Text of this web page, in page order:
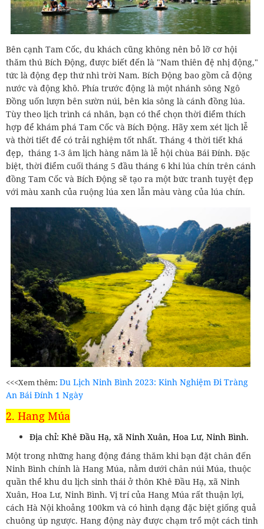
Bên cạnh Tam Cốc, du khách cũng không nên bỏ lỡ cơ hội
thăm thú Bích Động, được biết đến là "Nam thiên đệ nhị động,"
tức là động đẹp thứ nhì trời Nam. Bích Động bao gồm cả động
nước và động khô. Phía trước động là một nhánh sông Ngô
Đồng uốn lượn bên sườn núi, bên kia sông là cánh đồng lúa.
Tùy theo lịch trình cá nhân, bạn có thể chọn thời điểm thích
hợp để khám phá Tam Cốc và Bích Động. Hãy xem xét lịch lễ
và thời tiết để có trải nghiệm tốt nhất. Tháng 4 thời tiết khá
đẹp, tháng 1-3 âm lịch hàng năm là lễ hội chùa Bái Đính. Đặc
biệt, thời điểm cuối tháng 5 đầu tháng 6 khi lúa chín trên cánh
đồng Tam Cốc và Bích Động sẽ tạo ra một bức tranh tuyệt đẹp
với màu xanh của ruộng lúa xen lẫn màu vàng của lúa chín.
<<<Xem thêm: Du Lịch Ninh Bình 2023: Kinh Nghiệm Đi Tràng
An Bái Đính 1 Ngày
2. Hang Múa
Địa chỉ: Khê Đầu Hạ, xã Ninh Xuân, Hoa Lư, Ninh Bình.
Một trong những hang động đáng thăm khi bạn đặt chân đến
Ninh Bình chính là Hang Múa, nằm dưới chân núi Múa, thuộc
quần thể khu du lịch sinh thái ở thôn Khê Đầu Hạ, xã Ninh
Xuân, Hoa Lư, Ninh Bình. Vị trí của Hang Múa rất thuận lợi,
cách Hà Nội khoảng 100km và có hình dạng đặc biệt giống quả
chuông úp ngược. Hang động này được chạm trổ một cách tinh